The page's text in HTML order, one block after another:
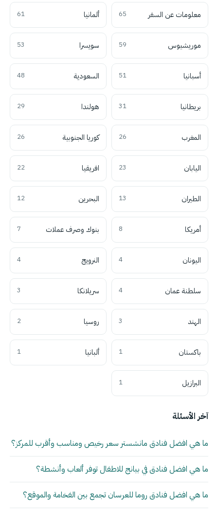
معلومات عن السفر 65 ألمانيا 61
موريشيوس 59 سويسرا 53
أسبانيا 51 السعودية 48
بريطانيا 31 هولندا 29
المغرب 26 كوريا الجنوبية 26
اليابان 23 افريقيا 22
الطيران 13 البحرين 12
أمريكا 8 بنوك وصرف عملات 7
اليونان 4 النرويج 4
سلطنة عمان 4 سريلانكا 3
الهند 3 روسيا 2
باكستان 1 ألبانيا 1
البرازيل 1
آخر الأسئلة
ما هي افضل فنادق مانشستر سعر رخيص ومناسب وأقرب للمركز؟
ما هي افضل فنادق في بيانج للاطفال توفر ألعاب وأنشطة؟
ما هي افضل فنادق روما للعرسان تجمع بين الفخامة والموقع؟